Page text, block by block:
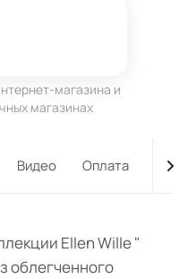
магазина и
магазинах
Видео Оплата
Ellen Wille "
облегченного